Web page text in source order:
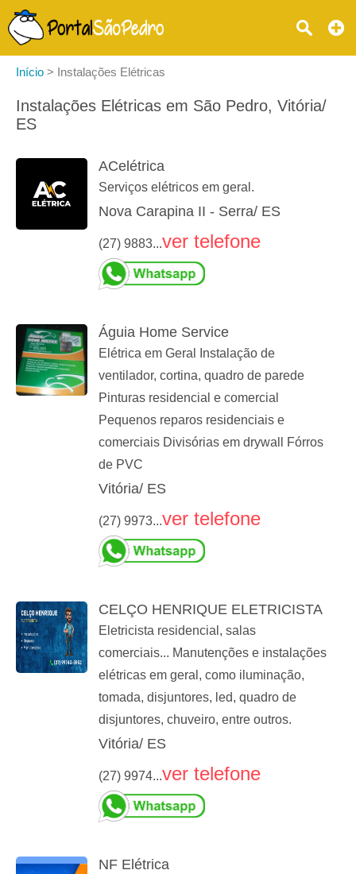
Início > Instalações Elétricas
Instalações Elétricas em São Pedro, Vitória/
ES
ACelétrica
Serviços elétricos em geral.
Nova Carapina II - Serra/ ES
(27) 9883...ver telefone
Águia Home Service
Elétrica em Geral Instalação de
ventilador, cortina, quadro de parede
Pinturas residencial e comercial
Pequenos reparos residenciais e
comerciais Divisórias em drywall Fórros
de PVC
Vitória/ ES
(27) 9973...ver telefone
CELÇO HENRIQUE ELETRICISTA
Eletricista residencial, salas
comerciais... Manutenções e instalações
elétricas em geral, como iluminação,
tomada, disjuntores, led, quadro de
disjuntores, chuveiro, entre outros.
Vitória/ ES
(27) 9974...ver telefone
NF Elétrica